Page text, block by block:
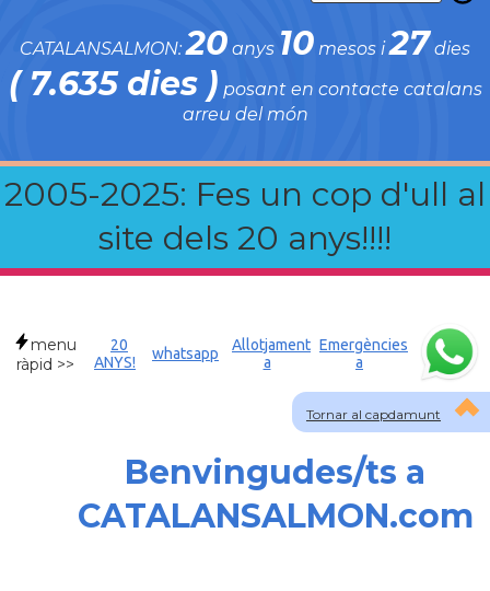
CATALANSALMON:20 anys 10 mesos i27 dies
( 7.635 dies ) posant en contacte catalans
arreu del món
2005-2025: Fes un cop d'ull al
site dels 20 anys!!!!
Tornar al capdamunt
menu
ràpid >>
20
ANYS!
whatsapp
Allotjament
a
Emergències
a
Benvingudes/ts a
CATALANSALMON.com